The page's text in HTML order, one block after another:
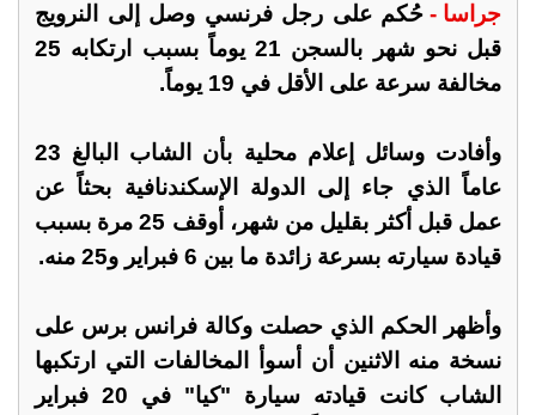
جراسا - حُكم على رجل فرنسي وصل إلى النرويج
قبل نحو شهر بالسجن 21 يوماً بسبب ارتكابه 25
مخالفة سرعة على الأقل في 19 يوماً.
وأفادت وسائل إعلام محلية بأن الشاب البالغ 23
عاماً الذي جاء إلى الدولة الإسكندنافية بحثاً عن
عمل قبل أكثر بقليل من شهر، أوقف 25 مرة بسبب
قيادة سيارته بسرعة زائدة ما بين 6 فبراير و25 منه.
وأظهر الحكم الذي حصلت وكالة فرانس برس على
نسخة منه الاثنين أن أسوأ المخالفات التي ارتكبها
الشاب كانت قيادته سيارة "كيا" في 20 فبراير